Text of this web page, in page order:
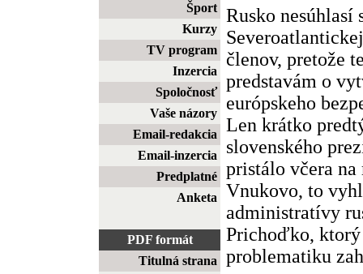
Šport
Kurzy
TV program
Inzercia
Spoločnosť
Vaše názory
Email-redakcia
Email-inzercia
Predplatné
Anketa
PDF formát
Titulná strana
Rusko nesúhlasí
členov, pretože
predstavám o
európskeho
Len krátko
slovenského
pristálo včera
Vnukovo, to
administratívy
Prichoďko, ktorý
problematiku